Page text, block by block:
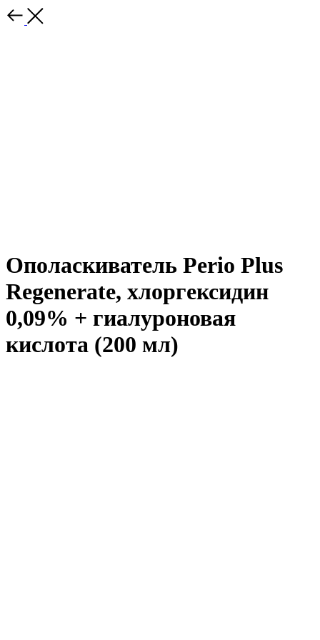
Ополаскиватель Perio Plus
Regenerate, хлоргексидин
0,09% + гиалуроновая
кислота (200 мл)